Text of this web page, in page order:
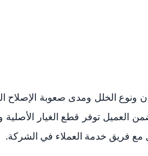
الخلل ومدى صعوبة الإصلاح
العميل توفر قطع الغيار
مع فريق خدمة العملاء في الشركة.